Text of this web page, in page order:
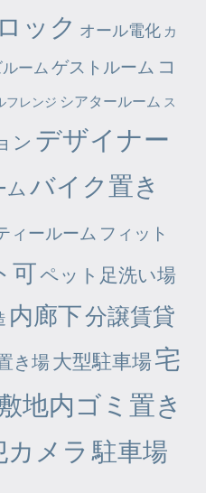
ック オール電化 カ
ーム ゲストルーム コ
フレンジ シアタールーム ス
ン デザイナー
ム バイク置き
ィールーム フィット
可ペット足洗い場
内廊下分譲賃貸
き場大型駐車場宅
地内ゴミ置き
カメラ 駐車場